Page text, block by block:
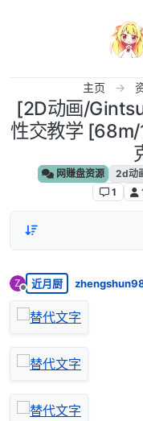
主页
[2D动画/
性交教学
网赚盘资源 2d动
1
Z
离线
近月厨